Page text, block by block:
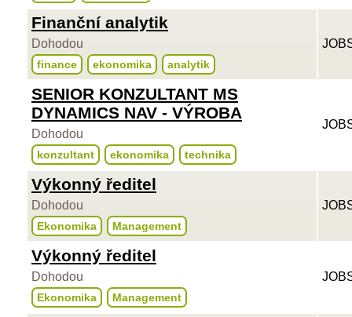
Finanční analytik
Dohodou
finance ekonomika analytik
SENIOR KONZULTANT MS
DYNAMICS NAV - VÝROBA
Dohodou
konzultant ekonomika technika
Výkonný ředitel
Dohodou
Ekonomika Management
Výkonný ředitel
Dohodou
Ekonomika Management